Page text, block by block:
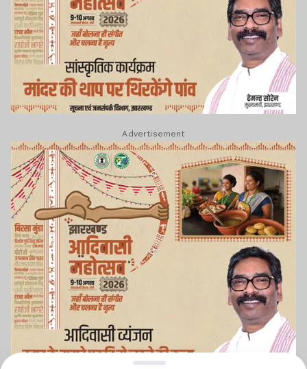
Advertisement